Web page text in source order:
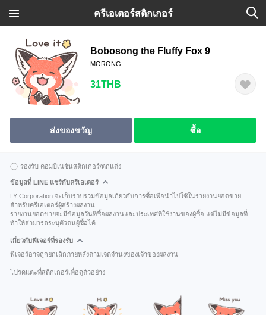
ครีเอเตอร์สติกเกอร์
Bobosong the Fluffy Fox 9
MORONG
31THB
ส่งของขวัญ ซื้อ
รองรับ คอมบิเนชันสติกเกอร์/ตกแต่ง
ข้อมูลที่ LINE แชร์กับครีเอเตอร์
LY Corporation จะเก็บรวบรวมข้อมูลเกี่ยวกับการซื้อเพื่อนำไปใช้ในรายงานยอดขาย
สำหรับครีเอเตอร์ผู้สร้างผลงาน
รายงานยอดขายจะมีข้อมูลวันที่ซื้อผลงานและประเทศที่ใช้งานของผู้ซื้อ แต่ไม่มีข้อมูลที่
ทำให้สามารถระบุตัวตนผู้ซื้อได้
เกี่ยวกับฟีเจอร์ที่รองรับ
ฟีเจอร์อาจถูกยกเลิกภายหลังตามเจตจำนงของเจ้าของผลงาน
โปรดแตะที่สติกเกอร์เพื่อดูตัวอย่าง